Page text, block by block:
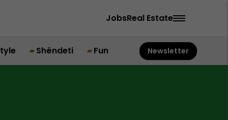
JobsReal Estate
Shëndeti Fun Newsletter